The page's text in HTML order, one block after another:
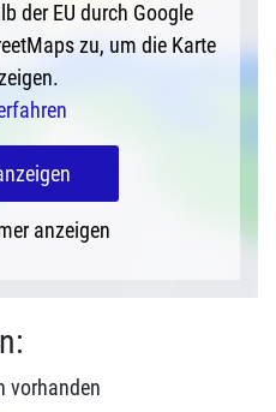
der EU durch Google
zu, um die Karte
anzeigen
vorhanden